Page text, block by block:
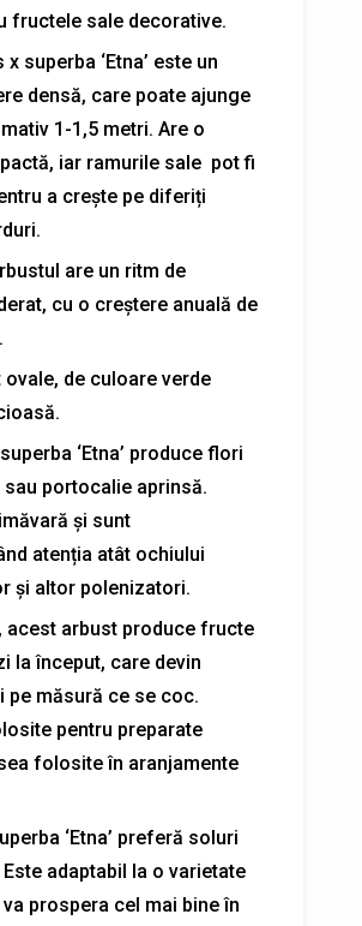
fructele sale decorative.
superba ‘Etna’ este un
densă, care poate ajunge
1-1,5 metri. Are o
iar ramurile sale pot fi
a crește pe diferiți
are un ritm de
cu o creștere anuală de
de culoare verde
‘Etna’ produce flori
portocalie aprinsă.
și sunt
atenția atât ochiului
și altor polenizatori.
arbust produce fructe
la început, care devin
pe măsură ce se coc.
pentru preparate
folosite în aranjamente
‘Etna’ preferă soluri
adaptabil la o varietate
prospera cel mai bine în